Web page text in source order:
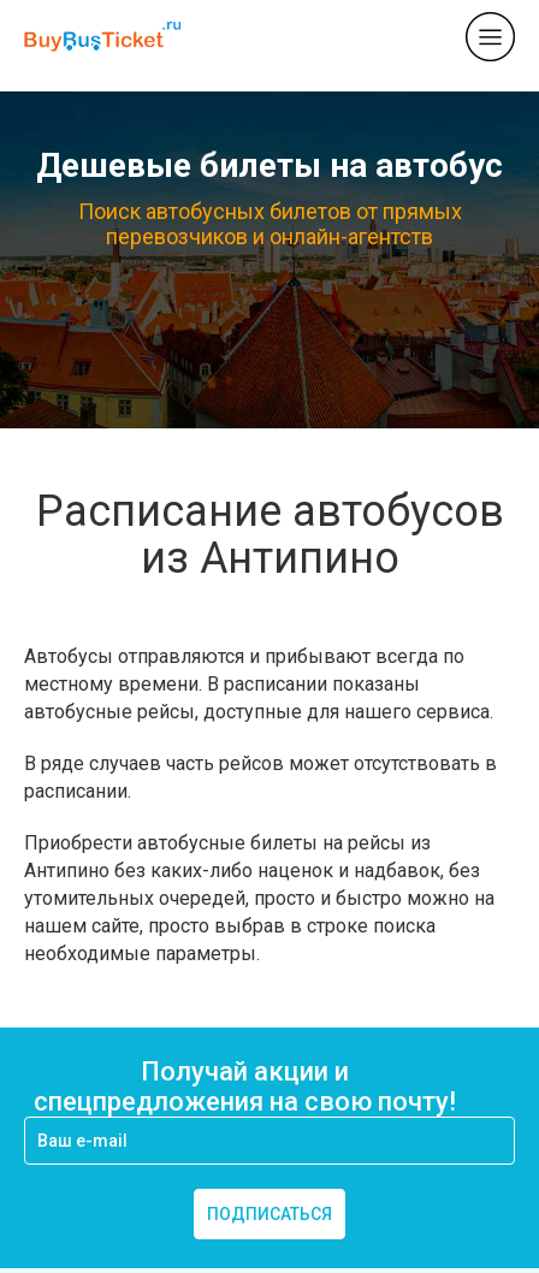
Дешевые билеты на автобус
Поиск автобусных билетов от прямых
перевозчиков и онлайн-агентств
Расписание автобусов
из Антипино
Автобусы отправляются и прибывают всегда по
местному времени. В расписании показаны
автобусные рейсы, доступные для нашего сервиса.
В ряде случаев часть рейсов может отсутствовать в
расписании.
Приобрести автобусные билеты на рейсы из
Антипино без каких-либо наценок и надбавок, без
утомительных очередей, просто и быстро можно на
нашем сайте, просто выбрав в строке поиска
необходимые параметры.
Получай акции и
спецпредложения на свою почту!
ПОДПИСАТЬСЯ